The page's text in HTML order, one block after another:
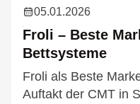
05.01.2026
Froli – Beste
Bettsysteme
Froli als Beste
Auftakt der CMT in